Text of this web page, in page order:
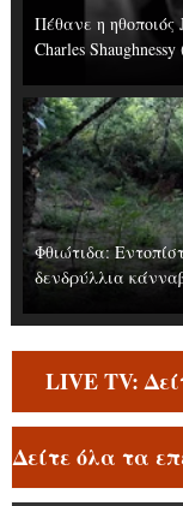
Πέθανε η
Charles
Φθιώτιδα:
δενδρύλλια
LIVE TV:
Δείτε όλα τα